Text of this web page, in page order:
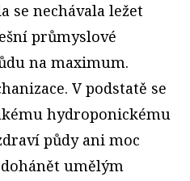
se nechávala ležet
průmyslové
na maximum.
V podstatě se
hydroponickému
půdy ani moc
umělým